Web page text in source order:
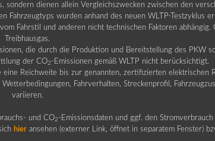
dienen allein Vergleichszwecken zwischen den
Fahrzeugtyps wurden anhand des neuen WLTP-Testzyklus
Fahrstil und anderen nicht technischen Faktoren abhängig.
Treibhausgas.
die durch die Produktion und Bereitstellung des PKW
der CO2 -Emissionen gemäß WLTP nicht berücksichtigt.
Reichweite bis zur genannten, zertifizierten
Fahrverhalten, Streckenprofil,
variieren.
und CO2 -Emissionsdaten und ggf. den
hier ansehen (externer Link, öffnet in separatem Fenster)